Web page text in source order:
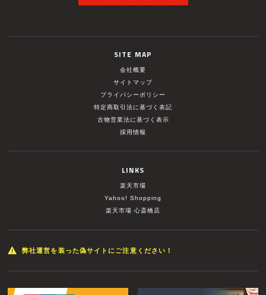
SITE MAP
会社概要
サイトマップ
プライバシーポリシー
特定商取引法に基づく表記
古物営業法に基づく表示
採用情報
LINKS
楽天市場
Yahoo! Shopping
楽天市場 心斎橋店
弊社運営を装った偽サイトにご注意ください！